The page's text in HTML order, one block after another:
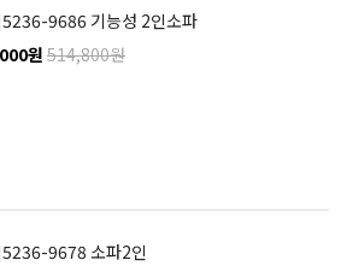
9686 기능성 2인소파
원514,800원
9678 소파2인